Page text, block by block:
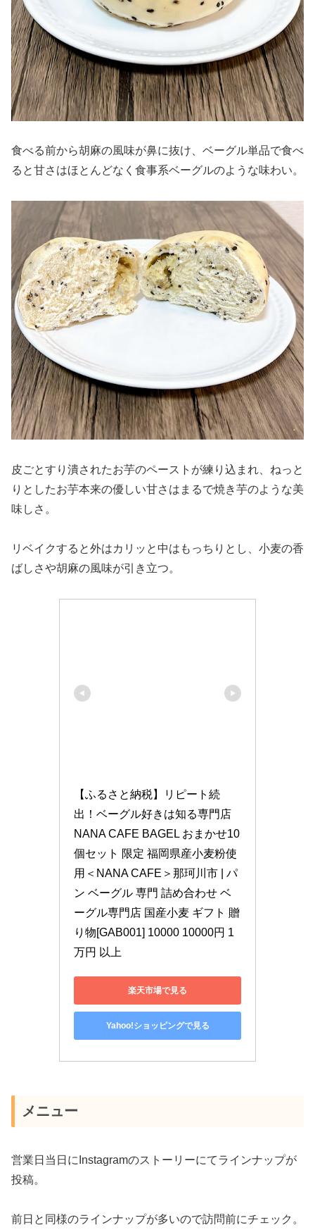
食べる前から胡麻の風味が鼻に抜け、ベーグル単品で食べ
ると甘さはほとんどなく食事系ベーグルのような味わい。
皮ごとすり潰されたお芋のペーストが練り込まれ、ねっと
りとしたお芋本来の優しい甘さはまるで焼き芋のような美
味しさ。
リベイクすると外はカリッと中はもっちりとし、小麦の香
ばしさや胡麻の風味が引き立つ。
【ふるさと納税】リピート続
出！ベーグル好きは知る専門店
NANA CAFE BAGEL おまかせ10
個セット 限定 福岡県産小麦粉使
用＜NANA CAFE＞那珂川市 | パ
ン ベーグル 専門 詰め合わせ ベ
ーグル専門店 国産小麦 ギフト 贈
り物[GAB001] 10000 10000円 1
万円 以上
楽天市場で見る
Yahoo!ショッピングで見る
メニュー
営業日当日にInstagramのストーリーにてラインナップが
投稿。
前日と同様のラインナップが多いので訪問前にチェック。